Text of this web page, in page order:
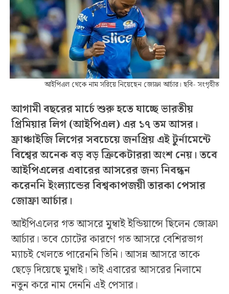
আইপিএল থেকে নাম সরিয়ে নিয়েছেন জোফ্রা আর্চার। ছবি- সংগৃহীত
আগামী বছরের মার্চে শুরু হতে যাচ্ছে ভারতীয়
প্রিমিয়ার লিগ (আইপিএল) এর ১৭ তম আসর।
ফ্রাঞ্চাইজি লিগের সবচেয়ে জনপ্রিয় এই টুর্নামেন্টে
বিশ্বের অনেক বড় বড় ক্রিকেটাররা অংশ নেয়। তবে
আইপিএলের এবারের আসরের জন্য নিবন্ধন
করেননি ইংল্যান্ডের বিশ্বকাপজয়ী তারকা পেসার
জোফ্রা আর্চার।
আইপিএলের গত আসরে মুম্বাই ইন্ডিয়ান্সে ছিলেন জোফ্রা
আর্চার। তবে চোটের কারণে গত আসরে বেশিরভাগ
ম্যাচই খেলতে পারেননি তিনি। আসন্ন আসরে তাকে
ছেড়ে দিয়েছে মুম্বাই। তাই এবারের আসরের নিলামে
নতুন করে নাম দেননি এই পেসার।